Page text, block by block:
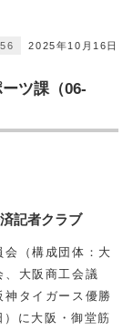
2025年10月16日
ツ課（06-
記者クラブ
（構成団体：大
、大阪商工会議
神タイガース優勝
に大阪・御堂筋